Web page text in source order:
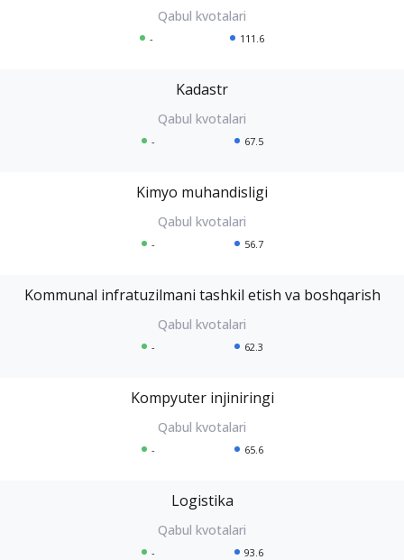
- 111.6
Kadastr
- 67.5
Kimyo muhandisligi
- 56.7
Kommunal infratuzilmani tashkil etish va boshqarish
- 62.3
Kompyuter injiniringi
- 65.6
Logistika
- 93.6